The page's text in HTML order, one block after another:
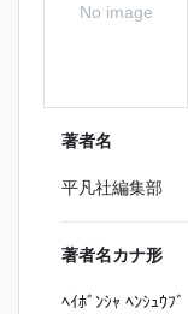
No image
著者名
平凡社編集部
著者名カナ形
ﾍｲﾎﾞﾝｼｬ ﾍﾝｼｭｳﾌﾞ